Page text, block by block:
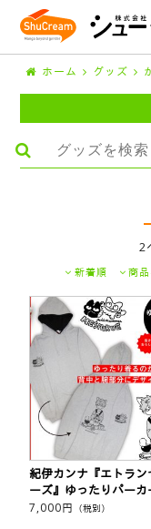
ホーム グッズ
2
新着順
商
紀伊カンナ『エトラン
ーズ』ゆったりパーカ
7,000円 （税別）